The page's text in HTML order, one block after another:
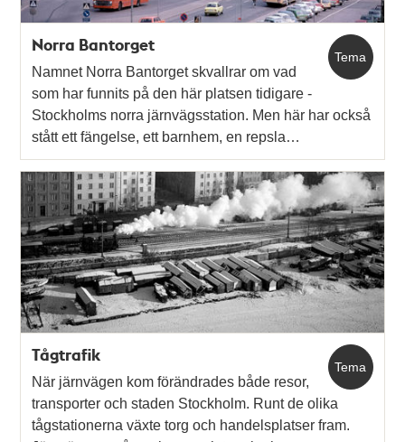
Tema
Norra Bantorget
Namnet Norra Bantorget skvallrar om vad
som har funnits på den här platsen tidigare -
Stockholms norra järnvägsstation. Men här har också
stått ett fängelse, ett barnhem, en repsla…
Tema
Tågtrafik
När järnvägen kom förändrades både resor,
transporter och staden Stockholm. Runt de olika
tågstationerna växte torg och handelsplatser fram.